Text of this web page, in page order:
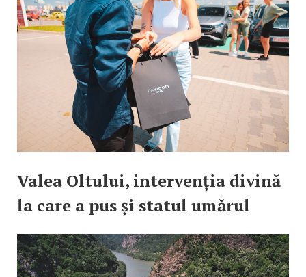
Valea Oltului, intervenția divină
la care a pus și statul umărul